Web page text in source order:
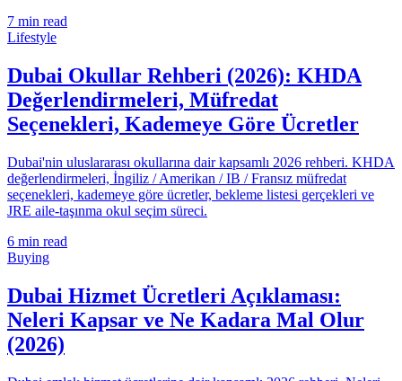
7 min read
Lifestyle
Dubai Okullar Rehberi (2026): KHDA
Değerlendirmeleri, Müfredat
Seçenekleri, Kademeye Göre Ücretler
Dubai'nin uluslararası okullarına dair kapsamlı 2026 rehberi. KHDA
değerlendirmeleri, İngiliz / Amerikan / IB / Fransız müfredat
seçenekleri, kademeye göre ücretler, bekleme listesi gerçekleri ve
JRE aile-taşınma okul seçim süreci.
6 min read
Buying
Dubai Hizmet Ücretleri Açıklaması:
Neleri Kapsar ve Ne Kadara Mal Olur
(2026)